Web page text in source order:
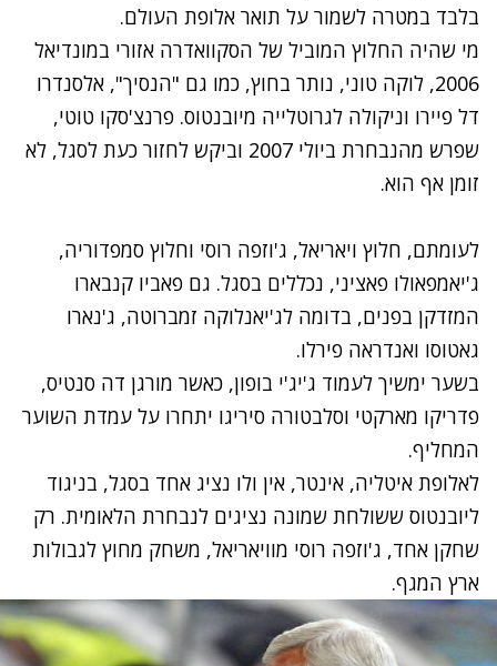
בלבד במטרה לשמור על תואר אלופת העולם.
מי שהיה החלוץ המוביל של הסקוואדרה אזורי במונדיאל
2006, לוקה טוני, נותר בחוץ, כמו גם "הנסיך", אלסנדרו
דל פיירו וניקולה לגרוטלייה מיובנטוס. פרנצ'סקו טוטי,
שפרש מהנבחרת ביולי 2007 וביקש לחזור כעת לסגל, לא
זומן אף הוא.
לעומתם, חלוץ ויאריאל, ג'וזפה רוסי וחלוץ סמפדוריה,
ג'יאמפאולו פאציני, נכללים בסגל. גם פאביו קנבארו
המזדקן בפנים, בדומה לג'יאנלוקה זמברוטה, ג'נארו
גאטוסו ואנדראה פירלו.
בשער ימשיך לעמוד ג'יג'י בופון, כאשר מורגן דה סנטיס,
פדריקו מארקטי וסלבטורה סיריגו יתחרו על עמדת השוער
המחליף.
לאלופת איטליה, אינטר, אין ולו נציג אחד בסגל, בניגוד
ליובנטוס ששולחת שמונה נציגים לנבחרת הלאומית. רק
שחקן אחד, ג'וזפה רוסי מוויאריאל, משחק מחוץ לגבולות
ארץ המגף.